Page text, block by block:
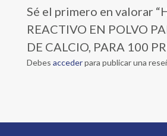
Sé el primero en valorar
REACTIVO EN POLVO
DE CALCIO, PARA 100
Debes accederpara publicar una